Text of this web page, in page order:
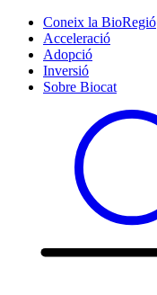
Coneix la BioRegió
Acceleració
Adopció
Inversió
Sobre Biocat